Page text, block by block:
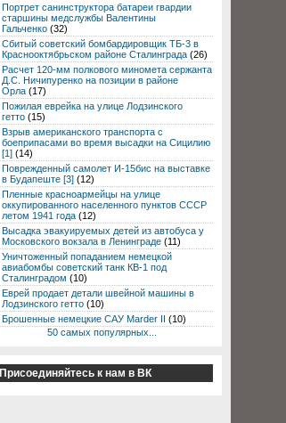
Портрет санинструктора батареи гвардии
старшины медслужбы Валентины
Гальченко (32)
Сбитый советский бомбардировщик ТБ-3 в
Краснооктябрьском районе Сталинграда (26)
Расчет 120-мм полкового миномета сержанта
Д.С. Ничипуренко на позиции в районе
Орла (17)
Пожилая еврейка на улице Лодзинского
гетто (15)
Взрыв американского транспорта с
боеприпасами во время высадки на Сицилию
[1] (14)
Поврежденный самолет И-15бис на выставке
в Будапеште [3] (12)
Пленные красноармейцы на улице
оккупированного населенного пунктов СССР
летом 1941 года (12)
Высадка эвакуируемых детей из автобуса у
Московского вокзала в Ленинграде (11)
Уничтоженный попаданием немецкой
авиабомбы советский танк КВ-1 под
Сталинградом (10)
Еврей продает детали швейной машины в
Лодзинского гетто (10)
Брошенные немецкие САУ Marder II (10)
50 самых популярных...
Присоединяйтесь к нам в ВК